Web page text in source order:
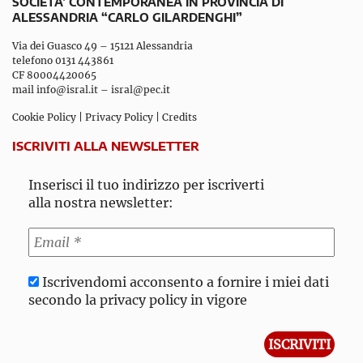
ALESSANDRIA “CARLO GILARDENGHI”
Via dei Guasco 49 – 15121 Alessandria
telefono 0131 443861
CF 80004420065
mail info@isral.it – isral@pec.it
Cookie Policy Privacy Policy Credits
ISCRIVITI ALLA NEWSLETTER
Inserisci il tuo indirizzo per iscriverti
alla nostra newsletter:
Iscrivendomi acconsento a fornire i miei dati
secondo la privacy policy in vigore